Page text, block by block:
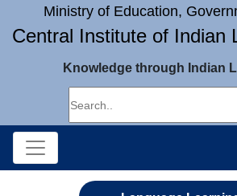
Ministry of Education,
Central Institute of Indian
Knowledge through Indian